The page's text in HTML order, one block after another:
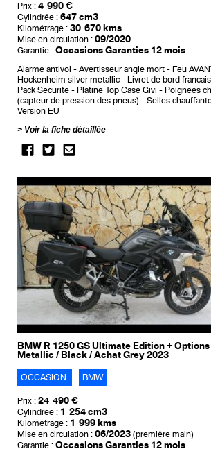
Prix : 4 990 €
Cylindrée : 647 cm3
Kilométrage : 30 670 kms
Mise en circulation : 09/2020
Garantie : Occasions Garanties 12 mois
Alarme antivol Avertisseur angle mort
Feu
Hockenheim silver metallic
Livret de bord francais
Pack Securite
Platine Top Case Givi Poignees
(capteur de pression des pneus)
Selles
Version EU
Voir la fiche détaillée
BMW R 1250 GS Ultimate Edition +
Metallic / Black / Achat Grey 2023
OCCASION BMW
Prix : 24 490 €
Cylindrée : 1 254 cm3
Kilométrage : 1 999 kms
Mise en circulation : 06/2023 (première main)
Garantie : Occasions Garanties 12 mois